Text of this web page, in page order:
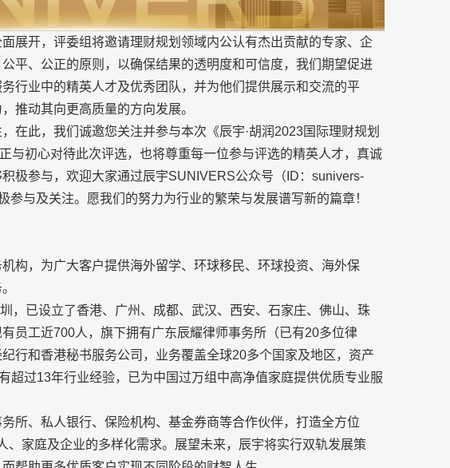
展开，评委组将邀请理财规划领域内公认有杰出贡献的专家、企
平、公正的原则，以确保结果的透明度和可信度，我们期望促进
行业中的精英人才及优秀团队，并为他们提供展示和交流的平
推动其向更高质量的方向发展。
在此，我们诚邀您关注并参与本次《辰宇·胡润2023国际理财规划
与初心对待此次评选，也将尊重每一位参与评选的精英人才，真诚
极参与，欢迎大家通过辰宇SUNIVERS公众号（ID：sunivers-
参与及关注。愿我们的努力为行业的繁荣与发展谱写新的篇章！
构，为广大客户提供海外留学、环球移民、环球投资、海外保
，已设立了香港、广州、成都、武汉、西安、石家庄、佛山、珠
员工近700人，旗下拥有广东辰耀律师事务所（已有20多位律
行和香港秘书服务公司，业务覆盖全球20多个国家及地区，资产
超过13年行业经验，已为中国过万组中高净值家庭提供优质专业服
所、私人银行、保险机构、基金券商等合作伙伴，打造全方位
、家庭及企业的多样化需求。展望未来，辰宇将实行双轨发展策